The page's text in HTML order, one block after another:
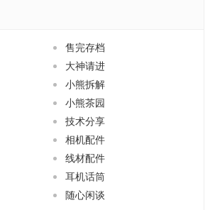
售完存档
大神请进
小熊拆解
小熊茶园
技术分享
相机配件
线材配件
耳机话筒
随心闲谈